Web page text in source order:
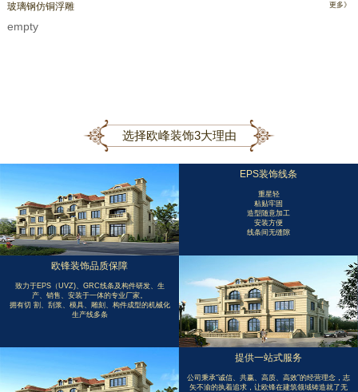
玻璃钢仿铜浮雕 更多》
empty
选择欧峰装饰3大理由
EPS装饰线条
重星轻
粘贴牢固
造型随意加工
安装方便
线条间无缝隙
欧锋装饰品质保障
致力于EPS（UVZ)、GRC线条及构件研发、生
产、销售、安装于一体的专业厂家。
拥有切 割、刮浆、模具、雕刻、构件成型的机械化
生产线多条
提供一站式服务
公司秉承“诚信、共赢、高质、高效”的经营理念，志
矢不渝的执着追求，让欧锋在建筑领域铸造就了无